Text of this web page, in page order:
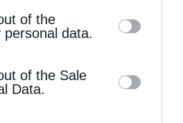
parties on the IAB’s list
This
be disclosed by us to
IAB’s List of
of the
data.
of the Sale
Data.
τον Ελληνικό Ερυθρό